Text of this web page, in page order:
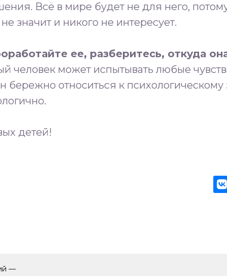
Всё в мире будет не для него, потому
значит и никого не интересует.
ее, разберитесь, откуда
человек может испытывать любые
относиться к
детей!
—